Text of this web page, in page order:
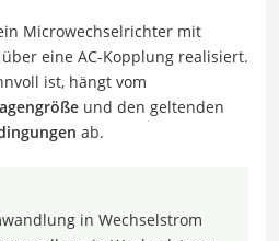
Microwechselrichter mit
eine AC-Kopplung realisiert.
ist, hängt vom
und den geltenden
ab.
in Wechselstrom